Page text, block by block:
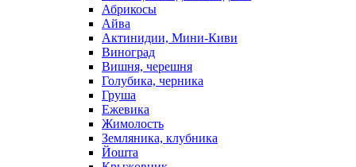
Абрикосы
Айва
Актинидии, Мини-Киви
Виноград
Вишня, черешня
Голубика, черника
Груша
Ежевика
Жимолость
Земляника, клубника
Йошта